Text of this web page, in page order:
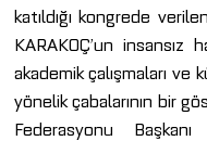
katıldığı kongrede
KARAKOÇ’un insansız
akademik çalışmaları
yönelik çabalarının bir
Federasyonu